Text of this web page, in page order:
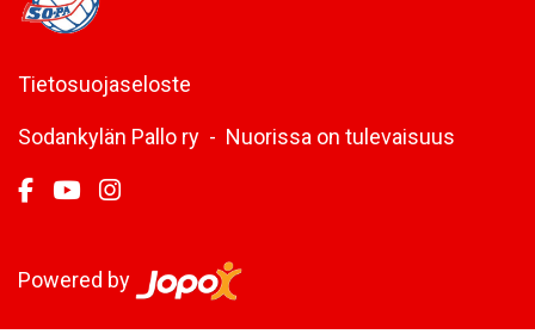
Tietosuojaseloste
Sodankylän Pallo ry - Nuorissa on tulevaisuus
Powered by